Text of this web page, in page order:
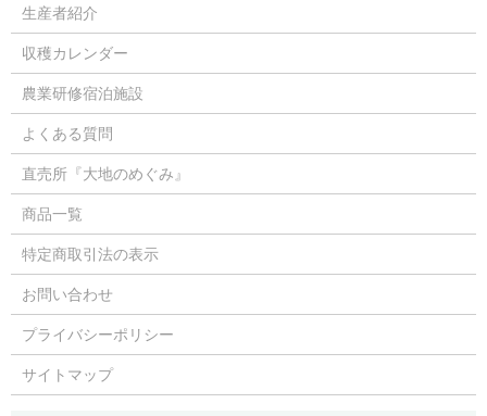
生産者紹介
収穫カレンダー
農業研修宿泊施設
よくある質問
直売所『大地のめぐみ』
商品一覧
特定商取引法の表示
お問い合わせ
プライバシーポリシー
サイトマップ